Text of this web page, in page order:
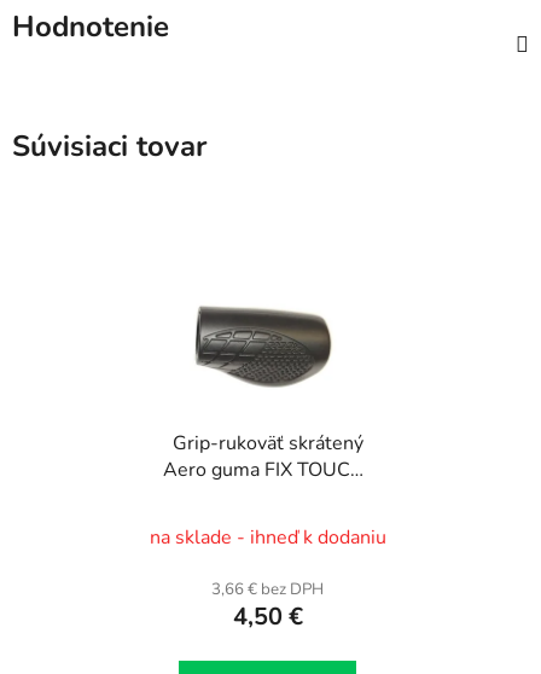
Hodnotenie
Súvisiaci tovar
Grip-rukoväť skrátený
Aero guma FIX TOUCH-
na sklade - ihneď k dodaniu
3,66 € bez DPH
4,50 €